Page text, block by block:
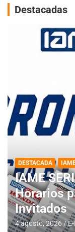
Destacadas
DESTACADA
IAME
Horarios
Invitados
4 agosto, 2026